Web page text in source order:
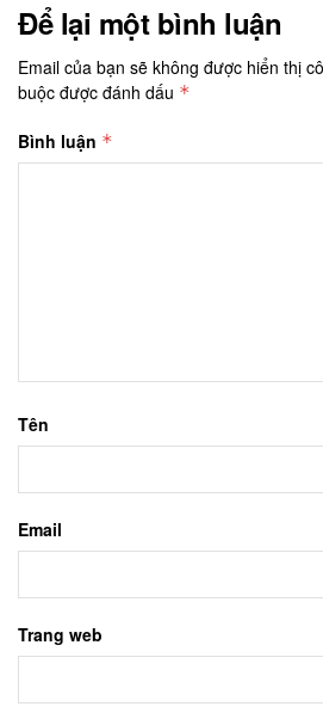
Để lại một bình luận
Email của bạn sẽ không được hiển thị
buộc được đánh dấu *
Bình luận *
Tên
Email
Trang web